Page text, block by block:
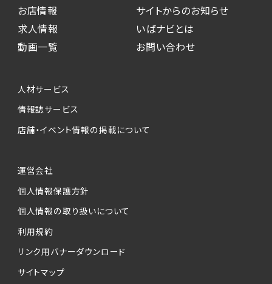
お店情報
求人情報
動画一覧
サイトからのお知らせ
いばナビとは
お問い合わせ
人材サービス
情報誌サービス
店舗・イベント情報の掲載について
運営会社
個人情報保護方針
個人情報の取り扱いについて
利用規約
リンク用バナーダウンロード
サイトマップ